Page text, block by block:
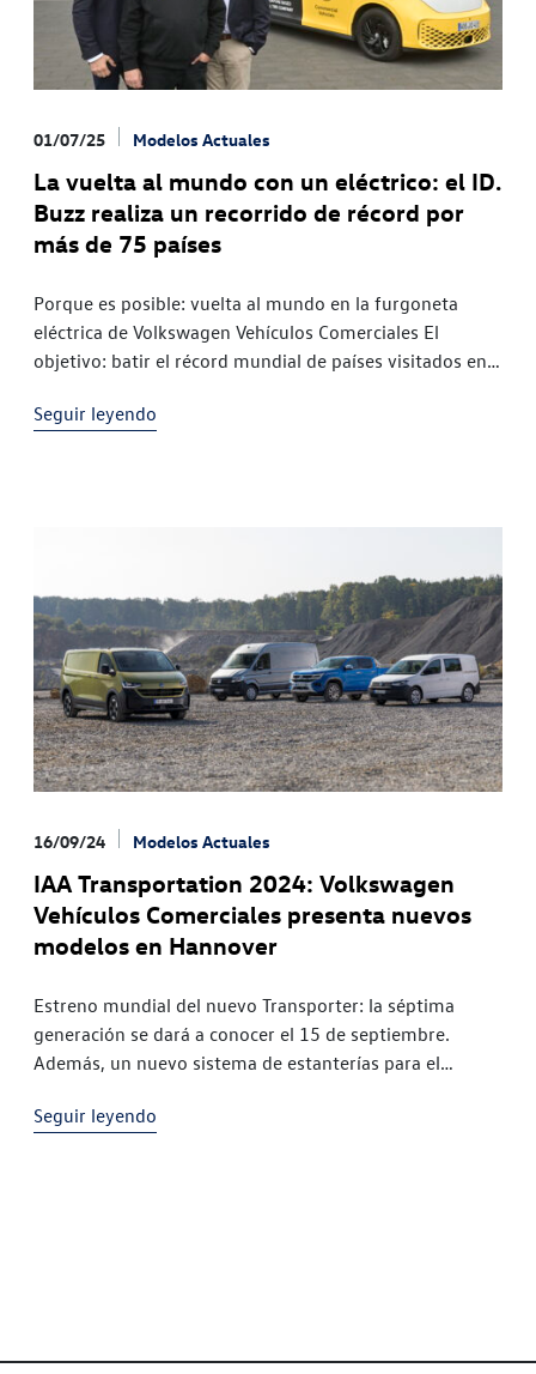
01/07/25 Modelos Actuales
La vuelta al mundo con un eléctrico: el ID.
Buzz realiza un recorrido de récord por
más de 75 países
Porque es posible: vuelta al mundo en la furgoneta
eléctrica de Volkswagen Vehículos Comerciales El
objetivo: batir el récord mundial de países visitados en
Vehículos Comerciales, el
Seguir leyendo
16/09/24 Modelos Actuales
IAA Transportation 2024: Volkswagen
Vehículos Comerciales presenta nuevos
modelos en Hannover
Estreno mundial del nuevo Transporter: la séptima
generación se dará a conocer el 15 de septiembre.
Además, un nuevo sistema de estanterías para el
fábrica La
Seguir leyendo